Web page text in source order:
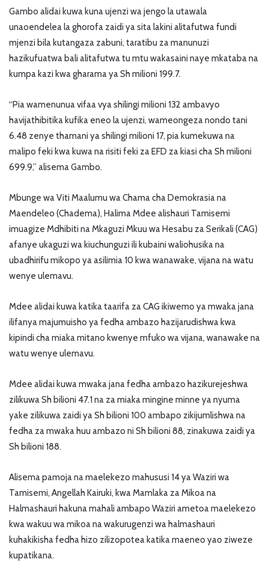
Gambo alidai kuwa kuna ujenzi wa jengo la utawala
unaoendelea la ghorofa zaidi ya sita lakini alitafutwa fundi
mjenzi bila kutangaza zabuni, taratibu za manunuzi
hazikufuatwa bali alitafutwa tu mtu wakasaini naye mkataba na
kumpa kazi kwa gharama ya Sh milioni 199.7.
“Pia wamenunua vifaa vya shilingi milioni 132 ambavyo
havijathibitika kufika eneo la ujenzi, wameongeza nondo tani
6.48 zenye thamani ya shilingi milioni 17, pia kumekuwa na
malipo feki kwa kuwa na risiti feki za EFD za kiasi cha Sh milioni
699.9,” alisema Gambo.
Mbunge wa Viti Maalumu wa Chama cha Demokrasia na
Maendeleo (Chadema), Halima Mdee alishauri Tamisemi
imuagize Mdhibiti na Mkaguzi Mkuu wa Hesabu za Serikali (CAG)
afanye ukaguzi wa kiuchunguzi ili kubaini waliohusika na
ubadhirifu mikopo ya asilimia 10 kwa wanawake, vijana na watu
wenye ulemavu.
Mdee alidai kuwa katika taarifa za CAG ikiwemo ya mwaka jana
ilifanya majumuisho ya fedha ambazo hazijarudishwa kwa
kipindi cha miaka mitano kwenye mfuko wa vijana, wanawake na
watu wenye ulemavu.
Mdee alidai kuwa mwaka jana fedha ambazo hazikurejeshwa
zilikuwa Sh bilioni 47.1 na za miaka mingine minne ya nyuma
yake zilikuwa zaidi ya Sh bilioni 100 ambapo zikijumlishwa na
fedha za mwaka huu ambazo ni Sh bilioni 88, zinakuwa zaidi ya
Sh bilioni 188.
Alisema pamoja na maelekezo mahususi 14 ya Waziri wa
Tamisemi, Angellah Kairuki, kwa Mamlaka za Mikoa na
Halmashauri hakuna mahali ambapo Waziri ametoa maelekezo
kwa wakuu wa mikoa na wakurugenzi wa halmashauri
kuhakikisha fedha hizo zilizopotea katika maeneo yao ziweze
kupatikana.